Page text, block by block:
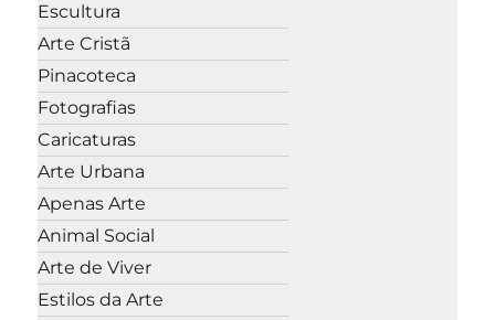
Escultura
Arte Cristã
Pinacoteca
Fotografias
Caricaturas
Arte Urbana
Apenas Arte
Animal Social
Arte de Viver
Estilos da Arte